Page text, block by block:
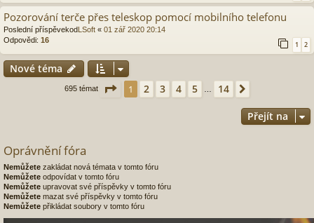
Pozorování terče přes teleskop pomocí mobilního telefonu
Poslední příspěvekodLSoft « 01 zář 2020 20:14
Odpovědi: 16
1 2
Nové téma
695 témat Stránka 1z 14
1 2 3 4 5 14
Přejít na
Oprávnění fóra
Nemůžete zakládat nová témata v tomto fóru
Nemůžete odpovídat v tomto fóru
Nemůžete upravovat své příspěvky v tomto fóru
Nemůžete mazat své příspěvky v tomto fóru
Nemůžete přikládat soubory v tomto fóru